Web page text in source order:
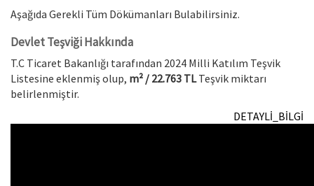
Aşağıda Gerekli Tüm Dökümanları Bulabilirsiniz.
Devlet Teşviği Hakkında
T.C Ticaret Bakanlığı tarafından 2024 Milli Katılım Teşvik
Listesine eklenmiş olup, m² / 22.763 TLTeşvik miktarı
belirlenmiştir.
DETAYLİ_BİLGİ